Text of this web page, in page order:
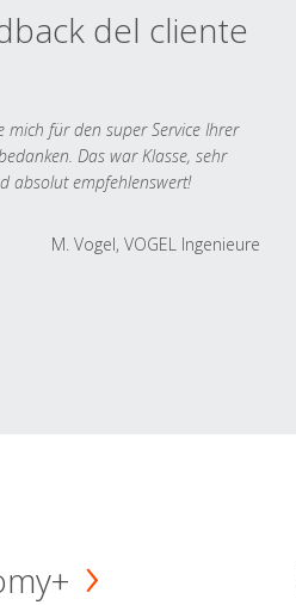
del cliente
mich für den super Service Ihrer
Das war Klasse, sehr
absolut empfehlenswert!
M. Vogel, VOGEL Ingenieure